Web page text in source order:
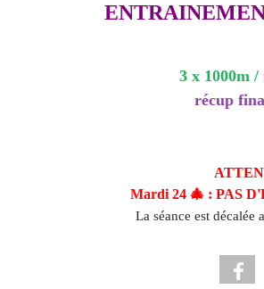
3 x 1000m /
récup
Mardi 24 🎄 : PAS
La séance est décalée